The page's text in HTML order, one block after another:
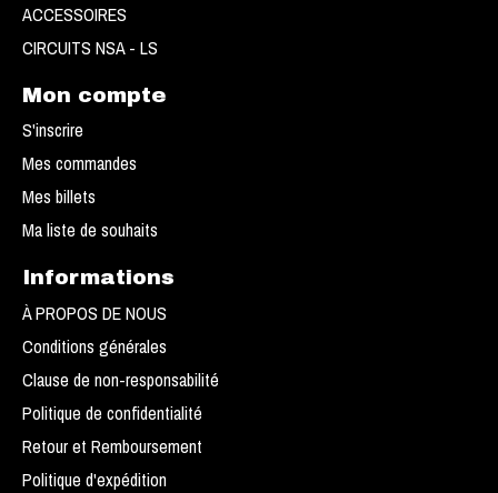
ACCESSOIRES
CIRCUITS NSA - LS
Mon compte
S'inscrire
Mes commandes
Mes billets
Ma liste de souhaits
Informations
À PROPOS DE NOUS
Conditions générales
Clause de non-responsabilité
Politique de confidentialité
Retour et Remboursement
Politique d'expédition